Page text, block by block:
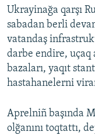
Ukrayinağa qarşı
sabadan berli
vatandaş
darbe endire, uçaq
bazaları, yaqıt
hastahanelerni
Aprelniñ başında
olğanını toqtattı,